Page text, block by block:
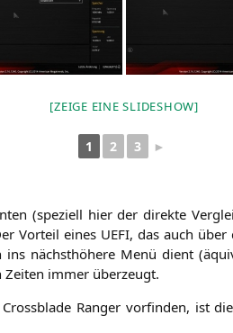
[ZEI­GE EINE SLIDESHOW]
1 2 3 ►
(spe­zi­ell hier der direk­te
Vor­teil eines UEFI, das auch
nächst­hö­he­re Menü dient
immer überzeugt.
Ran­ger vor­fin­den, ist